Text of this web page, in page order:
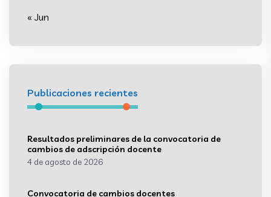
« Jun
Publicaciones recientes
Resultados preliminares de la convocatoria de
cambios de adscripción docente
4 de agosto de 2026
Convocatoria de cambios docentes